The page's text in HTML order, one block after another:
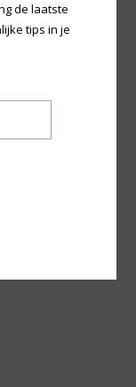
de laatste
tips in je